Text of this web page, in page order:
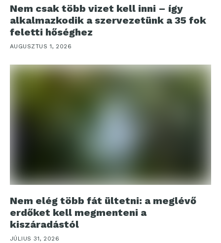
Nem csak több vizet kell inni – így
alkalmazkodik a szervezetünk a 35 fok
feletti hőséghez
AUGUSZTUS 1, 2026
Nem elég több fát ültetni: a meglévő
erdőket kell megmenteni a
kiszáradástól
JÚLIUS 31, 2026